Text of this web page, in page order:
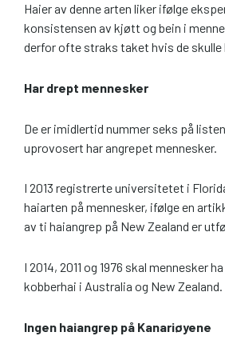
Haier av denne arten liker ifølge
konsistensen av kjøtt og bein i
derfor ofte straks taket hvis de skulle
Har drept mennesker
De er imidlertid nummer seks på
uprovosert har angrepet mennesker.
I 2013 registrerte universitetet i
haiarten på mennesker, ifølge en
av ti haiangrep på New Zealand er
I 2014, 2011 og 1976 skal mennesker
kobberhai i Australia og New Zealand.
Ingen haiangrep på Kanariøyene